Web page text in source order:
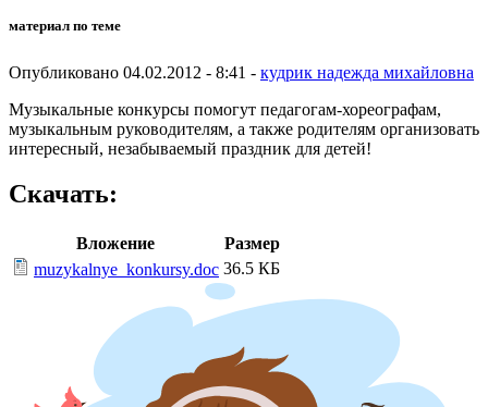
материал по теме
Опубликовано 04.02.2012 - 8:41 - кудрик надежда михайловна
Музыкальные конкурсы помогут педагогам-хореографам,
музыкальным руководителям, а также родителям организовать
интересный, незабываемый праздник для детей!
Скачать:
Вложение
Размер
muzykalnye_konkursy.doc 36.5 КБ